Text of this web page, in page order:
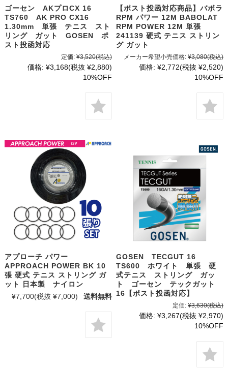
ゴーセン AKプロCX 16
TS760 AK PRO CX16
1.30mm 単張 テニス スト
リング ガット GOSEN ポ
スト投函対応
定価: ¥3,520(税込)
価格: ¥3,168(税抜 ¥2,880)
10%OFF
【ポスト投函対応商品】バボラ
RPM パワー 12M BABOLAT
RPM POWER 12M 単張
241139 硬式 テニス ストリン
グ ガット
メーカー希望小売価格: ¥3,080(税込)
価格: ¥2,772(税抜 ¥2,520)
10%OFF
アプローチ パワー
APPROACH POWER BK 10
張 硬式 テニス ストリング ガ
ット 日本製 ナイロン
¥7,700(税抜 ¥7,000) 送料無料
GOSEN TECGUT 16
TS600 ホワイト 単張 硬
式テニス ストリング ガッ
ト ゴーセン テックガット
16【ポスト投函対応】
定価: ¥3,630(税込)
価格: ¥3,267(税抜 ¥2,970)
10%OFF